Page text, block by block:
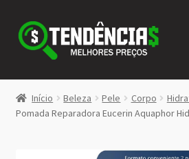
Pular
para
navegação
Pular
para
conteúdo
LOJA
<>
Início Beleza Pele Corpo
Pomada Reparadora Eucerin Aquaphor